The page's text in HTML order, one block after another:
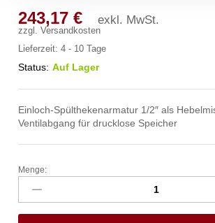
243,17€ exkl. MwSt.
zzgl.Versandkosten
Lieferzeit:4 - 10 Tage
Status: Auf Lager
Einloch-Spülthekenarmatur 1/2″ als
Ventilabgang für drucklose Speicher
fresh
Thekenarmatur
1/2"
ND
Menge: